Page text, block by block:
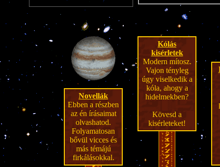
Novellák
Ebben a részben
az én írásaimat
olvashatod.
Folyamatosan
bővül vicces és
más témájú
firkálásokkal.
Kólás
kisérletek
Modern mítosz.
Vajon tényleg
úgy viselkedik a
kóla, ahogy a
hidelmekben?
Kövesd a
kisérleteket!